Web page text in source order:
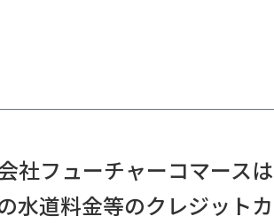
社フューチャーコマースは
水道料金等のクレジット